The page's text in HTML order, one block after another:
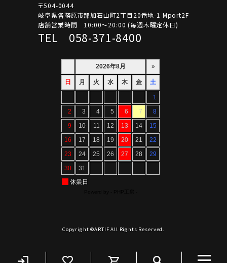
〒504-0044
岐阜県各務原市那加石山町2丁目20番地-1 Mport2F
店舗営業時間 10:00～20:00 (毎週木曜定休日)
TEL 058-371-8400
Copyright ©ARTIF All Rights Reserved.